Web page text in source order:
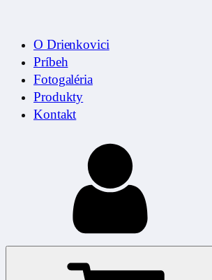
O Drienkovici
Príbeh
Fotogaléria
Produkty
Kontakt